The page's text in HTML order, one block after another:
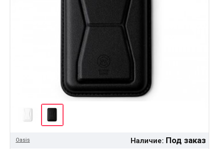
Oasis Наличие: Под заказ